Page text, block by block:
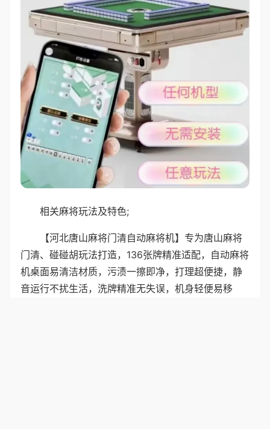
相关麻将玩法及特色;
【河北唐山麻将门清自动麻将机】专为唐山麻将
门清、碰碰胡玩法打造，136张牌精准适配，自动麻将
机桌面易清洁材质，污渍一擦即净，打理超便捷，静
音运行不扰生活，洗牌精准无失误，机身轻便易移